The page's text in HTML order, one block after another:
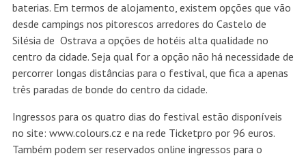
baterias. Em termos de alojamento, existem opções que vão
desde campings nos pitorescos arredores do Castelo de
Silésia de Ostrava a opções de hotéis alta qualidade no
centro da cidade. Seja qual for a opção não há necessidade de
percorrer longas distâncias para o festival, que fica a apenas
três paradas de bonde do centro da cidade.
Ingressos para os quatro dias do festival estão disponíveis
no site: www.colours.cz e na rede Ticketpro por 96 euros.
Também podem ser reservados online ingressos para o